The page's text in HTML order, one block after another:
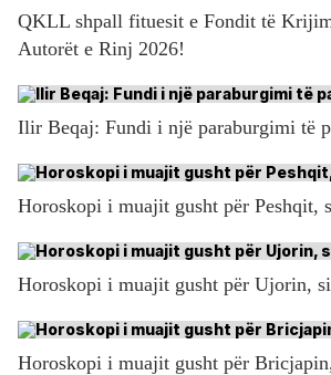
QKLL shpall fituesit e Fondit të
Autorët e Rinj 2026!
Ilir Beqaj: Fundi i një paraburgimi të
Horoskopi i muajit gusht për Peshqit,
Horoskopi i muajit gusht për Ujorin,
Horoskopi i muajit gusht për